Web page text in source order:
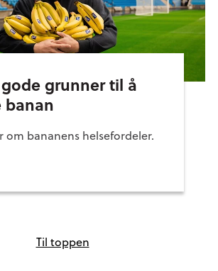
gode grunner til å
banan
om bananens helsefordeler.
Til toppen